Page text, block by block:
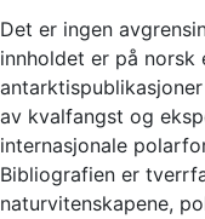
Det er ingen
innholdet er på norsk
av kvalfangst og
internasjonale
Bibliografien er
naturvitenskapene,